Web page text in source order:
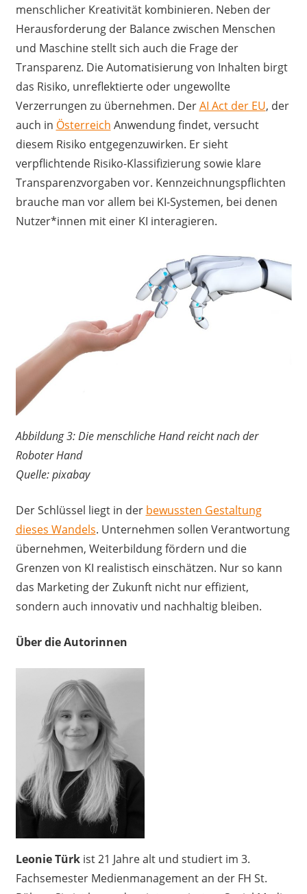
menschlicher Kreativität kombinieren. Neben der
Herausforderung der Balance zwischen Menschen
und Maschine stellt sich auch die Frage der
Transparenz. Die Automatisierung von Inhalten birgt
das Risiko, unreflektierte oder ungewollte
Verzerrungen zu übernehmen. DerAI Act der EU, der
auch in Österreich Anwendung findet, versucht
diesem Risiko entgegenzuwirken. Er sieht
verpflichtende Risiko-Klassifizierung sowie klare
Transparenzvorgaben vor. Kennzeichnungspflichten
brauche man vor allem bei KI-Systemen, bei denen
Nutzer*innen mit einer KI interagieren.
Abbildung 3: Die menschliche Hand reicht nach der
Roboter Hand
Quelle: pixabay
Der Schlüssel liegt in der bewussten Gestaltung
dieses Wandels. Unternehmen sollen Verantwortung
übernehmen, Weiterbildung fördern und die
Grenzen von KI realistisch einschätzen. Nur so kann
das Marketing der Zukunft nicht nur effizient,
sondern auch innovativ und nachhaltig bleiben.
Über die Autorinnen
Leonie Türkist 21 Jahre alt und studiert im 3.
Fachsemester Medienmanagement an der FH St.